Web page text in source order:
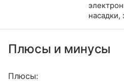
Плюсы и минусы
Плюсы: